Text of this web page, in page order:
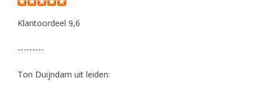
Klantoordeel 9,6
---------
Ton Duijndam uit leiden: